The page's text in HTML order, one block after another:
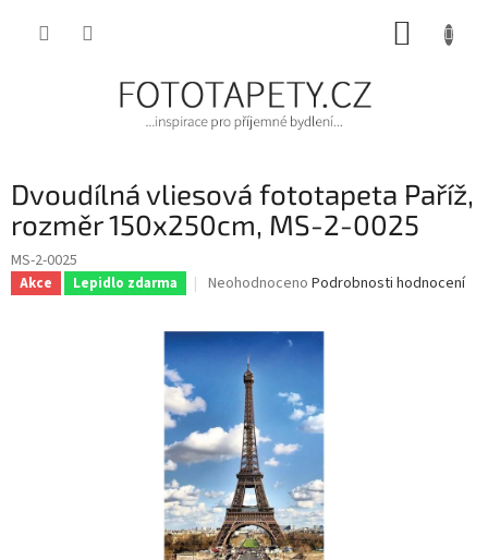
Dvoudílná vliesová fototapeta Paříž,
rozměr 150x250cm, MS-2-0025
MS-2-0025
Akce Lepidlo zdarma
Průměrné
je
5
hvězdiček.
Neohodnoceno Podrobnosti hodnocení